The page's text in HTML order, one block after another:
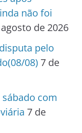
não foi
de 2026
pelo
08) 7 de
com
7 de